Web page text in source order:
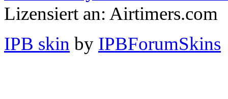
Lizensiert an: Airtimers.com
IPB skin by IPBForumSkins